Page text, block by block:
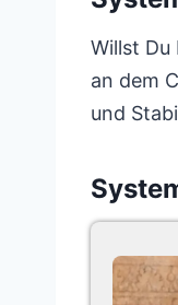
Willst
an dem
und